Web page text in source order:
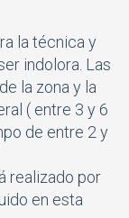
la técnica y
indolora. Las
la zona y la
( entre 3 y 6
de entre 2 y
realizado por
en esta